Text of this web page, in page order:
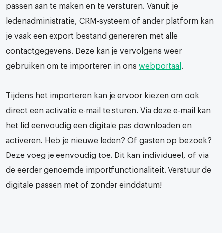
passen aan te maken en te versturen. Vanuit je
ledenadministratie, CRM-systeem of ander platform kan
je vaak een export bestand genereren met alle
contactgegevens. Deze kan je vervolgens weer
gebruiken om te importeren in ons webportaal .
Tijdens het importeren kan je ervoor kiezen om ook
direct een activatie e-mail te sturen. Via deze e-mail kan
het lid eenvoudig een digitale pas downloaden en
activeren. Heb je nieuwe leden? Of gasten op bezoek?
Deze voeg je eenvoudig toe. Dit kan individueel, of via
de eerder genoemde importfunctionaliteit. Verstuur de
digitale passen met of zonder einddatum!